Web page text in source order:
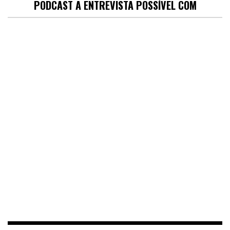
PODCAST A ENTREVISTA POSSÍVEL COM